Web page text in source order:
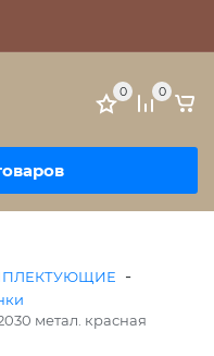
0 0
-
метал. красная